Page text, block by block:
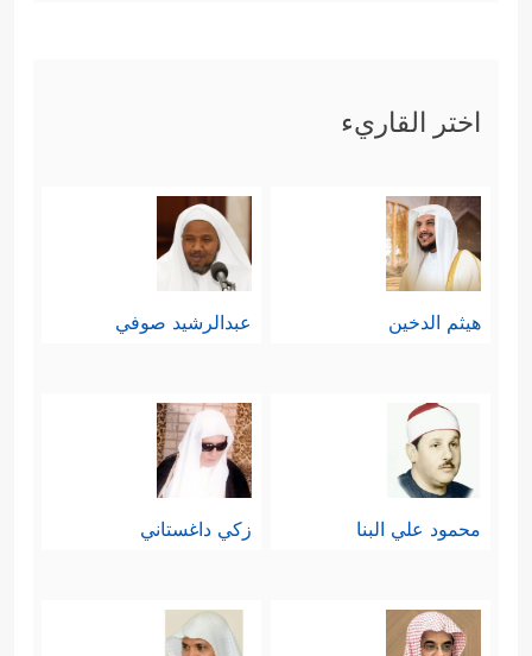
اختر القاريء
هيثم الدخين عبدالرشيد صوفي
محمود علي البنا زكي داغستاني